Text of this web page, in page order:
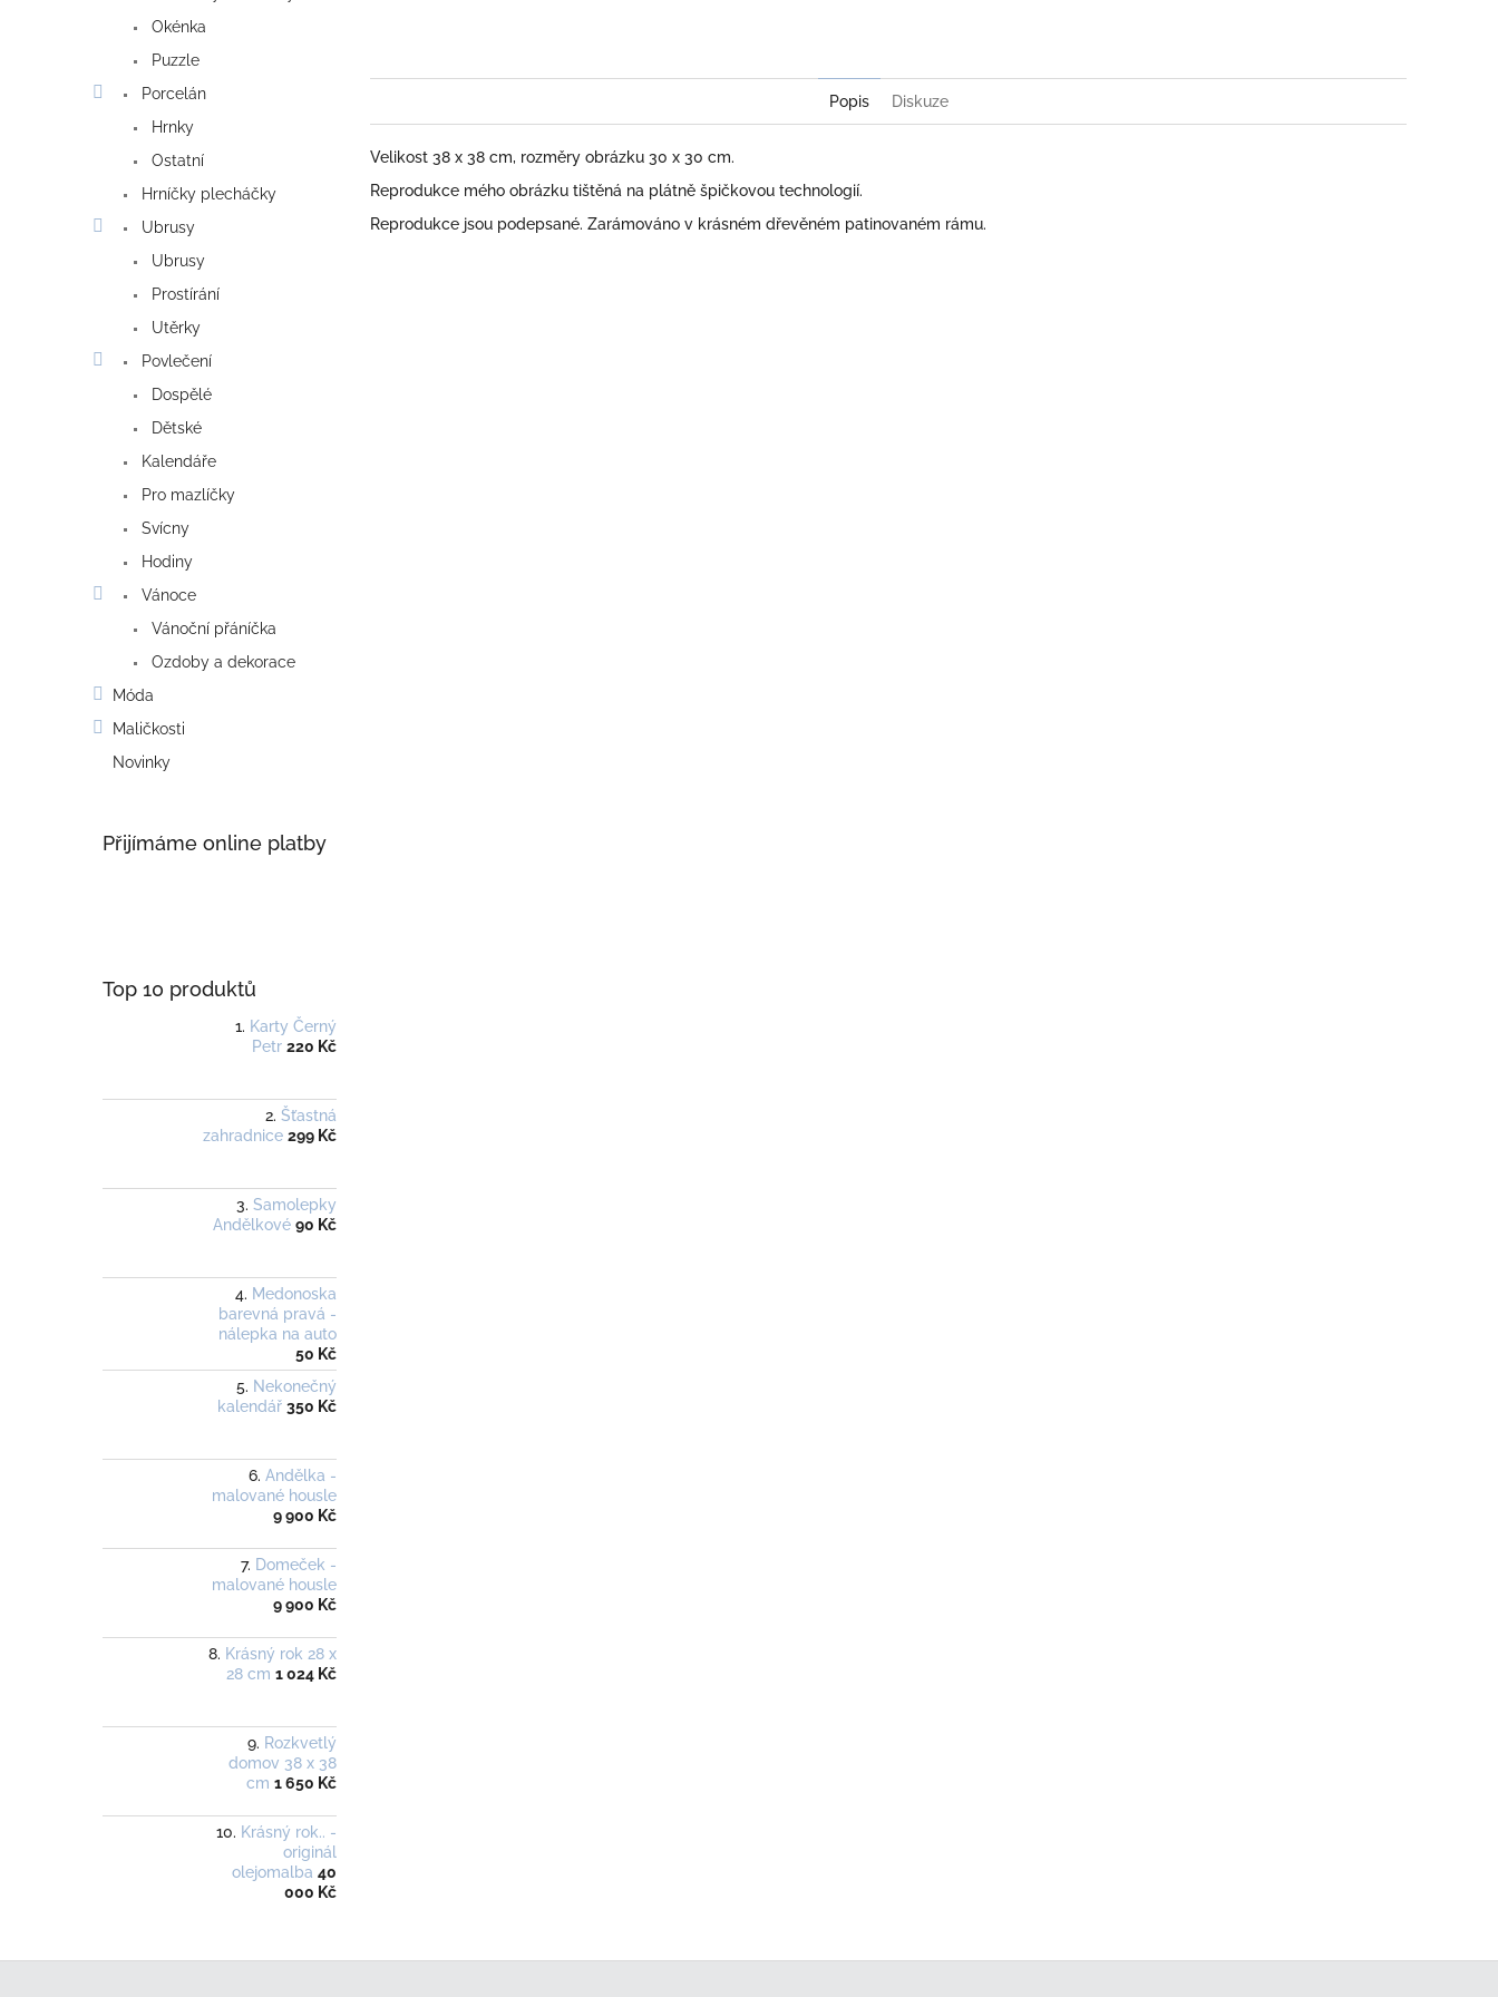
Okénka
Puzzle
Porcelán
Hrnky
Ostatní
Hrníčky plecháčky
Ubrusy
Ubrusy
Prostírání
Utěrky
Povlečení
Dospělé
Dětské
Kalendáře
Pro mazlíčky
Svícny
Hodiny
Vánoce
Vánoční přáníčka
Ozdoby a dekorace
Móda
Maličkosti
Novinky
Přijímáme online platby
Top 10 produktů
Karty Černý
Petr 220 Kč
Šťastná
zahradnice 299 Kč
Samolepky
Andělkové 90 Kč
Medonoska
barevná pravá -
nálepka na auto
50 Kč
Nekonečný
kalendář 350 Kč
Andělka -
malované housle
9 900 Kč
Domeček -
malované housle
9 900 Kč
Krásný rok 28 x
28 cm 1 024 Kč
Rozkvetlý
domov 38 x 38
cm 1 650 Kč
Krásný rok.. -
originál
olejomalba 40
000 Kč
Popis Diskuze
Velikost 38 x 38 cm, rozměry obrázku 30 x 30 cm.
Reprodukce mého obrázku tištěná na plátně špičkovou technologií.
Reprodukce jsou podepsané. Zarámováno v krásném dřevěném patinovaném rámu.